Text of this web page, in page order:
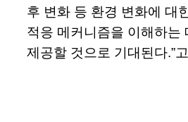
후 변화 등 환경 변화에 대
적응 메커니즘을 이해하는
제공할 것으로 기대된다.”